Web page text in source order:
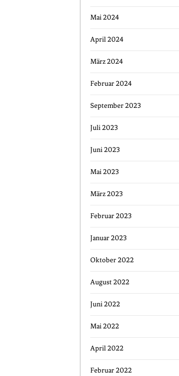
Mai 2024
April 2024
März 2024
Februar 2024
September 2023
Juli 2023
Juni 2023
Mai 2023
März 2023
Februar 2023
Januar 2023
Oktober 2022
August 2022
Juni 2022
Mai 2022
April 2022
Februar 2022